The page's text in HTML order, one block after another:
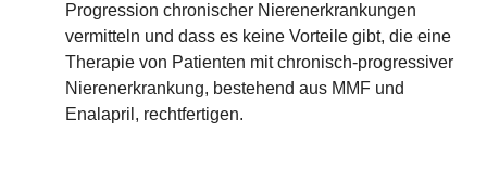
Progression chronischer Nierenerkrankungen
vermitteln und dass es keine Vorteile gibt, die eine
Therapie von Patienten mit chronisch-progressiver
Nierenerkrankung, bestehend aus MMF und
Enalapril, rechtfertigen.